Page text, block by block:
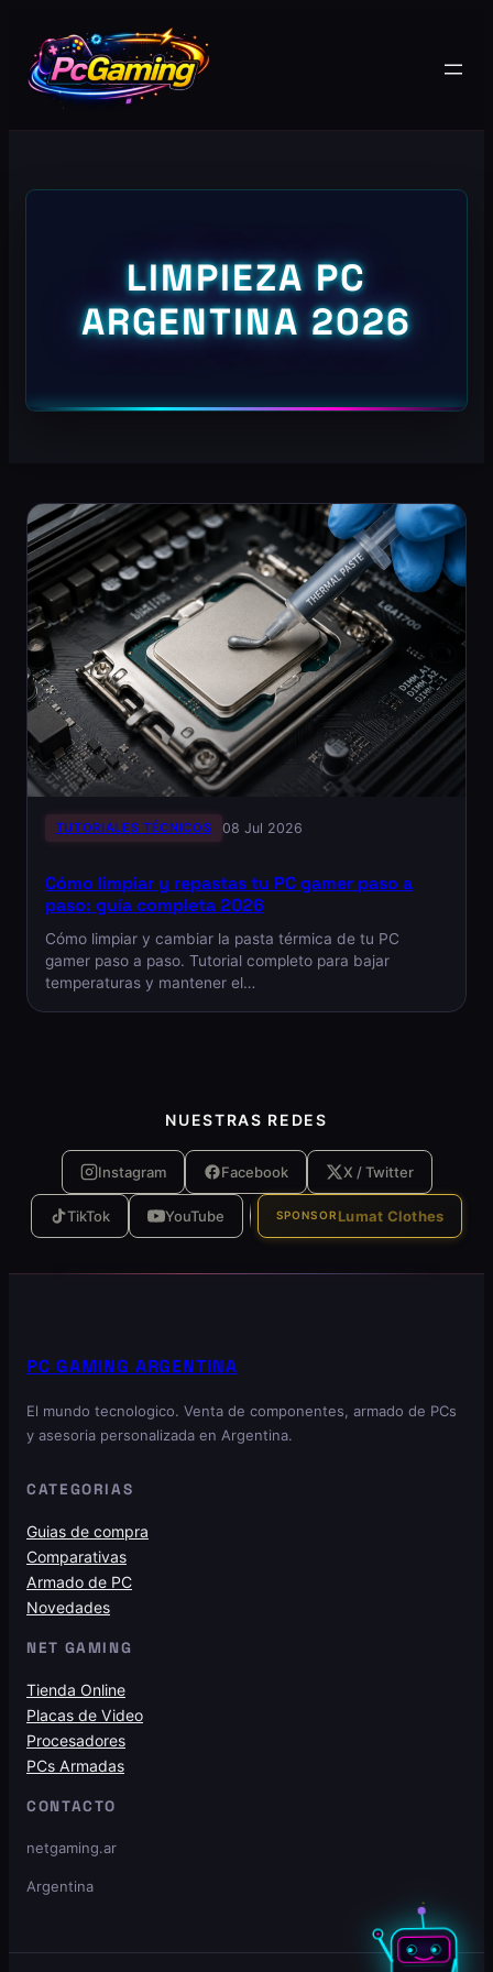
LIMPIEZA PC
ARGENTINA 2026
TUTORIALES TÉCNICOS 08 Jul 2026
Cómo limpiar y repastas tu PC gamer paso a
paso: guía completa 2026
Cómo limpiar y cambiar la pasta térmica de tu PC
gamer paso a paso. Tutorial completo para bajar
temperaturas y mantener el…
NUESTRAS REDES
Instagram Facebook X / Twitter
TikTok YouTube SPONSOR Lumat Clothes
PC GAMING ARGENTINA
El mundo tecnologico. Venta de componentes, armado de PCs
y asesoria personalizada en Argentina.
CATEGORIAS
Guias de compra
Comparativas
Armado de PC
Novedades
NET GAMING
Tienda Online
Placas de Video
Procesadores
PCs Armadas
CONTACTO
netgaming.ar
Argentina